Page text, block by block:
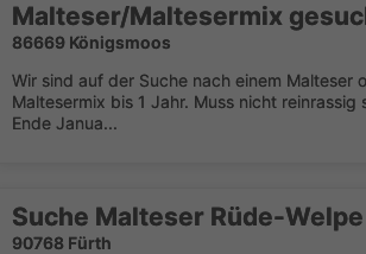
Malteser/Maltesermix
86669 Königsmoos
Wir sind auf der Suche nach einem Malteser
Maltesermix bis 1 Jahr. Muss nicht reinrassig
Ende Janua...
Suche Malteser Rüde-Welpe
90768 Fürth